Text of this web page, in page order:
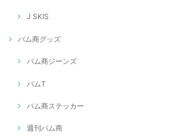
J SKIS
バム商グッズ
バム商ジーンズ
バムT
バム商ステッカー
週刊バム商